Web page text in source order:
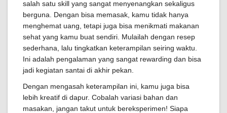
salah satu skill yang sangat menyenangkan sekaligus
berguna. Dengan bisa memasak, kamu tidak hanya
menghemat uang, tetapi juga bisa menikmati makanan
sehat yang kamu buat sendiri. Mulailah dengan resep
sederhana, lalu tingkatkan keterampilan seiring waktu.
Ini adalah pengalaman yang sangat rewarding dan bisa
jadi kegiatan santai di akhir pekan.
Dengan mengasah keterampilan ini, kamu juga bisa
lebih kreatif di dapur. Cobalah variasi bahan dan
masakan, jangan takut untuk bereksperimen! Siapa